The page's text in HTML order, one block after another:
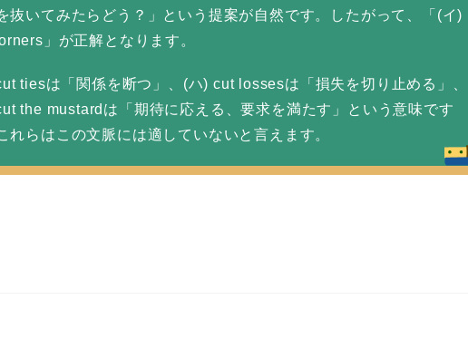
抜いてみたらどう？」という提案が自然です。したがって、「(イ)
」が正解となります。
tiesは「関係を断つ」、(ハ) cut lossesは「損失を切り止める」、
the mustardは「期待に応える、要求を満たす」という意味です
れらはこの文脈には適していないと言えます。